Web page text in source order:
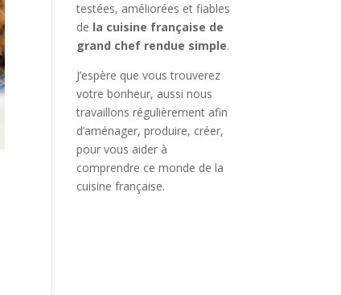
testées, améliorées et fiables
de la cuisine française de
grand chef rendue simple.
J’espère que vous trouverez
votre bonheur, aussi nous
travaillons régulièrement afin
d’aménager, produire, créer,
pour vous aider à
comprendre ce monde de la
cuisine française.